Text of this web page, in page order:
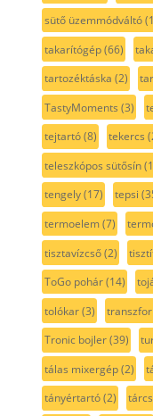
sütő üzemmódváltó
takarítógép(66)
tartozéktáska (2)
TastyMoments (3)
tejtartó(8) tekercs
teleszkópos sütősín
tengely(17) tepsi
termoelem(7)
tisztavízcső(2)
ToGo pohár(14)
tolókar(3)
Tronic bojler(39)
tálas mixergép(2)
tányértartó(2)